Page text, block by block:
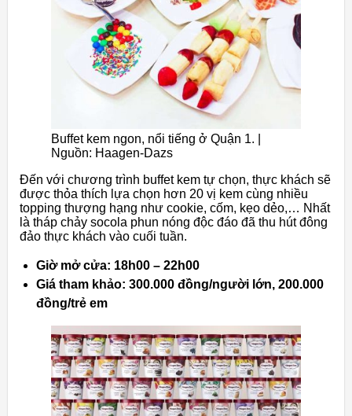
Buffet kem ngon, nổi tiếng ở Quận 1. |
Nguồn: Haagen-Dazs
Đến với chương trình buffet kem tự chọn, thực khách sẽ
được thỏa thích lựa chọn hơn 20 vị kem cùng nhiều
topping thượng hạng như cookie, cốm, kẹo dẻo,… Nhất
là tháp chảy socola phun nóng độc đáo đã thu hút đông
đảo thực khách vào cuối tuần.
Giờ mở cửa: 18h00 – 22h00
Giá tham khảo: 300.000 đồng/người lớn, 200.000
đồng/trẻ em